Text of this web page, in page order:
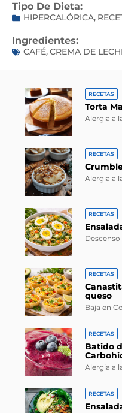
Tipo De Dieta:
HIPERCALÓRICA,
Ingredientes:
CAFÉ,CREMA DE
RECETAS
Torta
Alergia a
RECETAS
Alergia a
RECETAS
Descenso
RECETAS
queso
Baja en
RECETAS
Batido
Alergia a
RECETAS